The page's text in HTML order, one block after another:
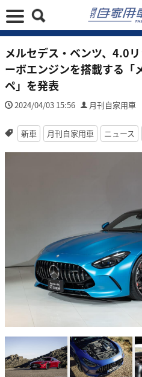
メルセデス・ベンツ、4.0
ーボエンジンを搭載する「
ペ」を発表
2024/04/03 15:56 月刊自家用車
新車 月刊自家用車 ニュース